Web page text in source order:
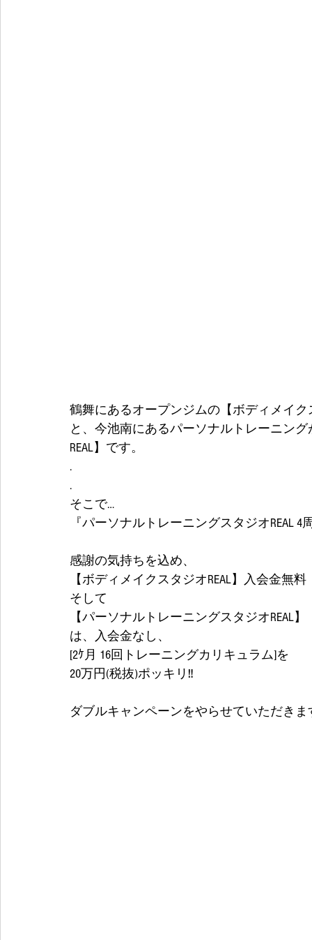
鶴舞にあるオープンジムの【ボディメイク
と、今池南にあるパーソナルトレーニン
REAL】です。
.
.
そこで…
『パーソナルトレーニングスタジオREAL
感謝の気持ちを込め、
【ボディメイクスタジオREAL】入会金無料
そして
【パーソナルトレーニングスタジオREAL】
は、入会金なし、
[2ｹ月 16回トレーニングカリキュラム]を
20万円(税抜)ポッキリ‼
ダブルキャンペーンをやらせていただきま